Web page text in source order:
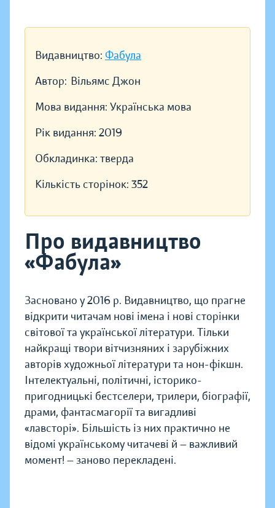
Видавництво: Фабула
Автор: Вільямс Джон
Мова видання: Українська мова
Рік видання: 2019
Обкладинка: тверда
Кількість сторінок: 352
Про видавництво
«Фабула»
Засновано у 2016 р. Видавництво, що прагне
відкрити читачам нові імена і нові сторінки
світової та української літератури. Тільки
найкращі твори вітчизняних і зарубіжних
авторів художньої літератури та нон-фікшн.
Інтелектуальні, політичні, історико-
пригодницькі бестселери, трилери, біографії,
драми, фантасмагорії та вигадливі
«лавсторі». Більшість із них практично не
відомі українському читачеві й — важливий
момент! — заново перекладені.